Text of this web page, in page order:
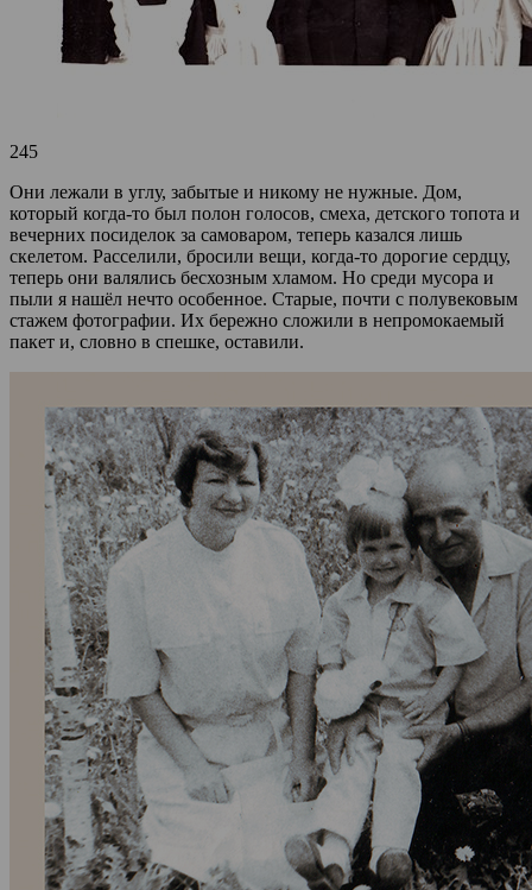
245
Они лежали в углу, забытые и никому не нужные. Дом,
который когда-то был полон голосов, смеха, детского топота и
вечерних посиделок за самоваром, теперь казался лишь
скелетом. Расселили, бросили вещи, когда-то дорогие сердцу,
теперь они валялись бесхозным хламом. Но среди мусора и
пыли я нашёл нечто особенное. Старые, почти с полувековым
стажем фотографии. Их бережно сложили в непромокаемый
пакет и, словно в спешке, оставили.